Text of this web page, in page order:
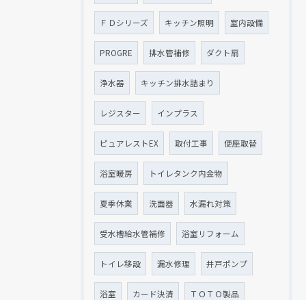
ＦＤシリーズ キッチン照明 室内設備
PROGRE 排水管補修 ダクト扇
浄水器 キッチン排水詰まり
レジスター インプラス
ピュアレストEX 取付工事 便座取替
浴室暖房 トイレタンク内金物
夏季休業 洗面器 水漏れ対策
受水槽給水管補修 浴室リフォーム
トイレ移設 漏水修理 井戸ポンプ
浴室 カード決済 ＴＯＴＯ製品